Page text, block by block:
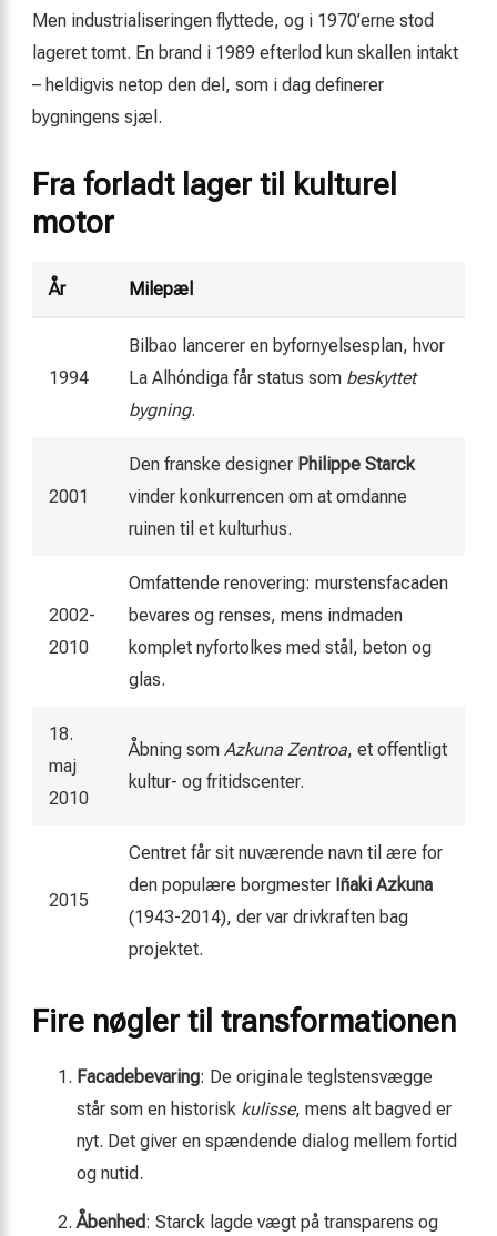
Men industrialiseringen flyttede, og i 1970’erne stod
lageret tomt. En brand i 1989 efterlod kun skallen intakt
– heldigvis netop den del, som i dag definerer
bygningens sjæl.
Fra forladt lager til kulturel
motor
År Milepæl
1994
Bilbao lancerer en byfornyelsesplan, hvor
La Alhóndiga får status som beskyttet
bygning.
2001
Den franske designer Philippe Starck
vinder konkurrencen om at omdanne
ruinen til et kulturhus.
2002-
2010
Omfattende renovering: murstensfacaden
bevares og renses, mens indmaden
komplet nyfortolkes med stål, beton og
glas.
18.
maj
2010
Åbning som Azkuna Zentroa, et offentligt
kultur- og fritidscenter.
2015
Centret får sit nuværende navn til ære for
den populære borgmester Iñaki Azkuna
(1943-2014), der var drivkraften bag
projektet.
Fire nøgler til transformationen
Facadebevaring: De originale teglstensvægge
står som en historisk kulisse, mens alt bagved er
nyt. Det giver en spændende dialog mellem fortid
og nutid.
Åbenhed: Starck lagde vægt på transparens og